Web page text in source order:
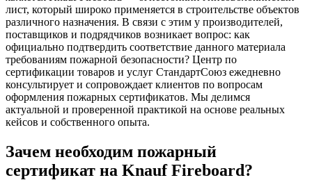
лист, который широко применяется в строительстве объектов
различного назначения. В связи с этим у производителей,
поставщиков и подрядчиков возникает вопрос: как
официально подтвердить соответствие данного материала
требованиям пожарной безопасности? Центр по
сертификации товаров и услуг СтандартСоюз ежедневно
консультирует и сопровождает клиентов по вопросам
оформления пожарных сертификатов. Мы делимся
актуальной и проверенной практикой на основе реальных
кейсов и собственного опыта.
Зачем необходим пожарный
сертификат на Knauf Fireboard?